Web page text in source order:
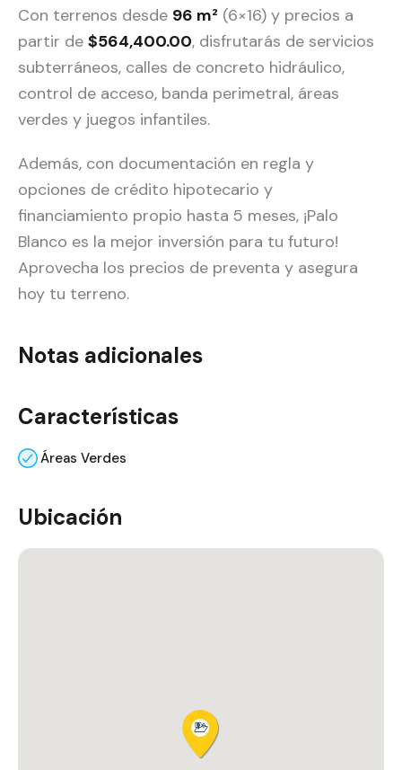
Con terrenos desde 96 m² (6×16) y precios a
partir de $564,400.00, disfrutarás de servicios
subterráneos, calles de concreto hidráulico,
control de acceso, banda perimetral, áreas
verdes y juegos infantiles.
Además, con documentación en regla y
opciones de crédito hipotecario y
financiamiento propio hasta 5 meses, ¡Palo
Blanco es la mejor inversión para tu futuro!
Aprovecha los precios de preventa y asegura
hoy tu terreno.
Notas adicionales
Características
Áreas Verdes
Ubicación